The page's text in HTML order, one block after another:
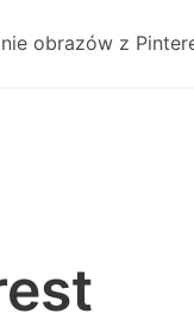
obrazów z